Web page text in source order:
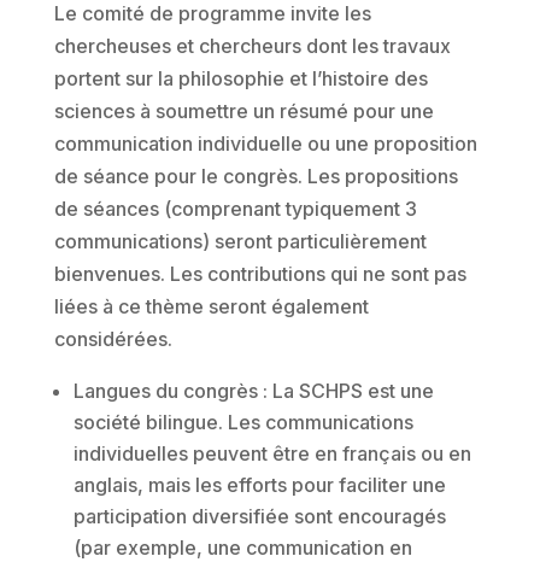
Le comité de programme invite les
chercheuses et chercheurs dont les travaux
portent sur la philosophie et l’histoire des
sciences à soumettre un résumé pour une
communication individuelle ou une proposition
de séance pour le congrès. Les propositions
de séances (comprenant typiquement 3
communications) seront particulièrement
bienvenues. Les contributions qui ne sont pas
liées à ce thème seront également
considérées.
Langues du congrès : La SCHPS est une
société bilingue. Les communications
individuelles peuvent être en français ou en
anglais, mais les efforts pour faciliter une
participation diversifiée sont encouragés
(par exemple, une communication en